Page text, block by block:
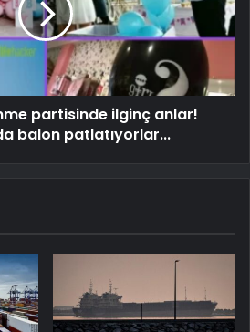
partisinde ilginç anlar!
balon patlatıyorlar...